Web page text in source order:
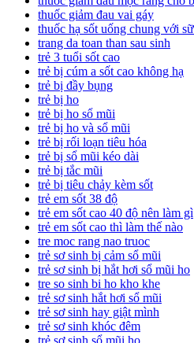
thuốc giảm đau vai gáy
thuốc hạ sốt uống chung với
trang da toan than sau sinh
trẻ 3 tuổi sốt cao
trẻ bị cúm a sốt cao không hạ
trẻ bị đầy bụng
trẻ bị ho
trẻ bị ho sổ mũi
trẻ bị ho và sổ mũi
trẻ bị rối loạn tiêu hóa
trẻ bị sổ mũi kéo dài
trẻ bị tắc mũi
trẻ bị tiêu chảy kèm sốt
trẻ em sốt 38 độ
trẻ em sốt cao 40 độ nên làm gì
trẻ em sốt cao thì làm thế nào
tre moc rang nao truoc
trẻ sơ sinh bị cảm sổ mũi
trẻ sơ sinh bị hắt hơi sổ mũi ho
tre so sinh bi ho kho khe
trẻ sơ sinh hắt hơi sổ mũi
trẻ sơ sinh hay giật mình
trẻ sơ sinh khóc đêm